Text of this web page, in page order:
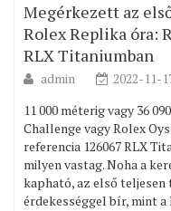
Megérkezett az
Rolex Replika óra:
RLX Titaniumban
admin
2022-11-
11 000 méterig vagy 36
Challenge vagy Rolex
referencia 126067 RLX
milyen vastag. Noha a
kapható, az első
érdekességgel bír, mint